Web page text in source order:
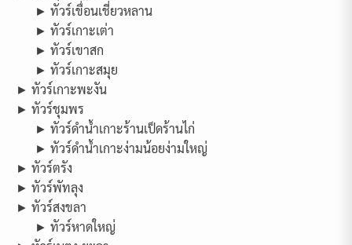
► ทัวร์เขื่อนเชี่ยวหลาน
► ทัวร์เกาะเต่า
► ทัวร์เขาสก
► ทัวร์เกาะสมุย
► ทัวร์เกาะพะงัน
► ทัวร์ชุมพร
► ทัวร์ดำน้ำเกาะร้านเป็ดร้านไก่
► ทัวร์ดำน้ำเกาะง่ามน้อยง่ามใหญ่
► ทัวร์ตรัง
► ทัวร์พัทลุง
► ทัวร์สงขลา
► ทัวร์หาดใหญ่